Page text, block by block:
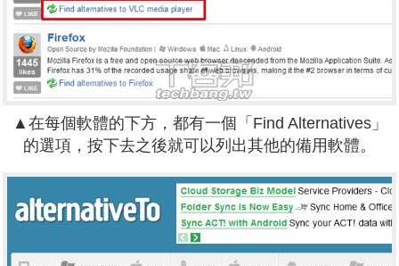
▲在每個軟體的下方，都有一個「Find Alternatives」
的選項，按下去之後就可以列出其他的備用軟體。